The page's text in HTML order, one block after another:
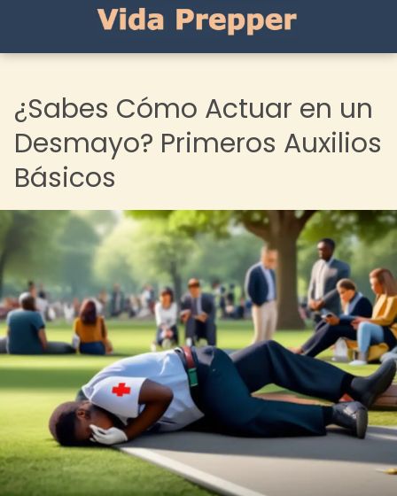
¿Sabes Cómo Actuar en un
Desmayo? Primeros Auxilios
Básicos